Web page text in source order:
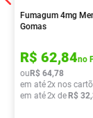
Fumagum 4mg
Gomas
R$ 62,84no
ou R$ 64,78
em até2x nos
em até2x de R$ 32,